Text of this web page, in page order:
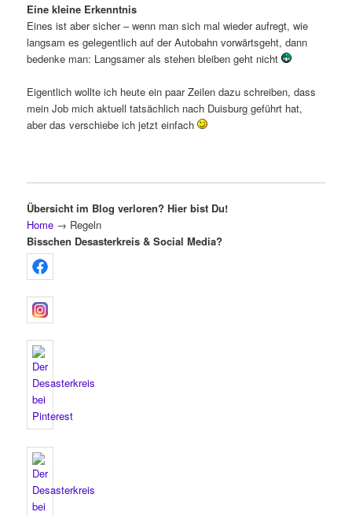
Eine kleine Erkenntnis
Eines ist aber sicher – wenn man sich mal wieder aufregt, wie
langsam es gelegentlich auf der Autobahn vorwärtsgeht, dann
bedenke man: Langsamer als stehen bleiben geht nicht
Eigentlich wollte ich heute ein paar Zeilen dazu schreiben, dass
mein Job mich aktuell tatsächlich nach Duisburg geführt hat,
aber das verschiebe ich jetzt einfach
Übersicht im Blog verloren? Hier bist Du!
Home → Regeln
Bisschen Desasterkreis & Social Media?